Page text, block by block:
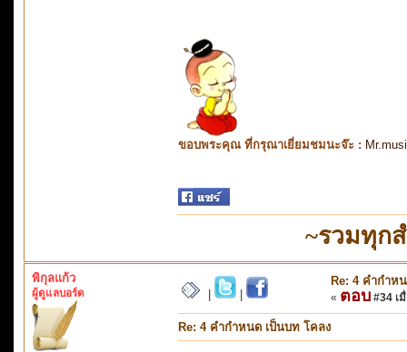
ขอบพระคุณ ที่กรุณาเยี่ยมชมนะจ๊ะ :
~รวมทุก
พิกุลแก้ว
ผู้ดูแลบอร์ด
Re: 4 คำกำห
« ตอบ #34 เ
Re: 4 คำกำหนด เป็นบท โคลง